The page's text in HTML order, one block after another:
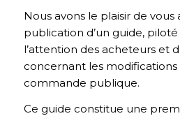
Nous avons le plaisir de vous
publication d’un guide,
l’attention des acheteurs et
concernant les modifications
commande publique.
Ce guide constitue une